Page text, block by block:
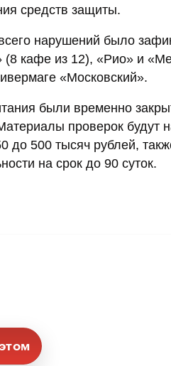
средств защиты.
нарушений было
(8 кафе из 12), «Рио» и
«Московский».
были временно
проверок будут
до 500 тысяч рублей,
на срок до 90 суток.